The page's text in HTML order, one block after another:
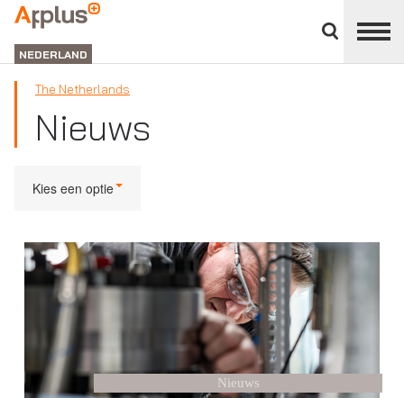
divisions
panel
APPLUS+
NEDERLAND
The Netherlands
Nieuws
Kies een optie
Nieuws